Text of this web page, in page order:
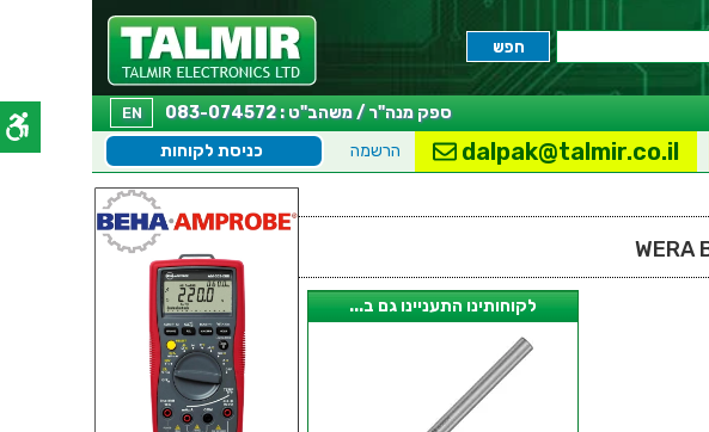
EN
ספק מנה"ר / משהב"ט : 083-074572
כניסת לקוחות הרשמה dalpak@talmir.co.il
לקוחותינו התעניינו גם ב...